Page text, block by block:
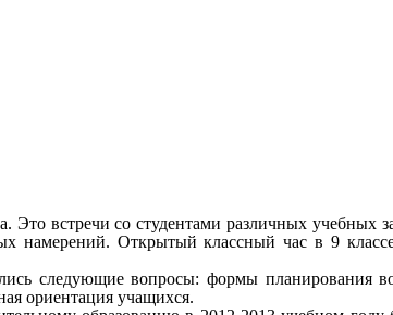
Это встречи со студентами различных учебных
намерений. Открытый классный час в 9
следующие вопросы: формы планирования
ориентация учащихся.